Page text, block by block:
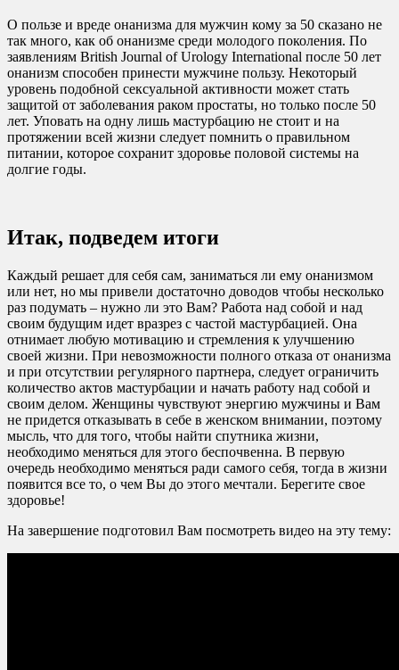
О пользе и вреде онанизма для мужчин кому за 50 сказано не
так много, как об онанизме среди молодого поколения. По
заявлениям British Journal of Urology International после 50 лет
онанизм способен принести мужчине пользу. Некоторый
уровень подобной сексуальной активности может стать
защитой от заболевания раком простаты, но только после 50
лет. Уповать на одну лишь мастурбацию не стоит и на
протяжении всей жизни следует помнить о правильном
питании, которое сохранит здоровье половой системы на
долгие годы.
Итак, подведем итоги
Каждый решает для себя сам, заниматься ли ему онанизмом
или нет, но мы привели достаточно доводов чтобы несколько
раз подумать – нужно ли это Вам? Работа над собой и над
своим будущим идет вразрез с частой мастурбацией. Она
отнимает любую мотивацию и стремления к улучшению
своей жизни. При невозможности полного отказа от онанизма
и при отсутствии регулярного партнера, следует ограничить
количество актов мастурбации и начать работу над собой и
своим делом. Женщины чувствуют энергию мужчины и Вам
не придется отказывать в себе в женском внимании, поэтому
мысль, что для того, чтобы найти спутника жизни,
необходимо меняться для этого беспочвенна. В первую
очередь необходимо меняться ради самого себя, тогда в жизни
появится все то, о чем Вы до этого мечтали. Берегите свое
здоровье!
На завершение подготовил Вам посмотреть видео на эту тему: